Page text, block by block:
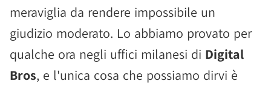
meraviglia da rendere impossibile un
giudizio moderato. Lo abbiamo provato per
qualche ora negli uffici milanesi di Digital
Bros, e l'unica cosa che possiamo dirvi è